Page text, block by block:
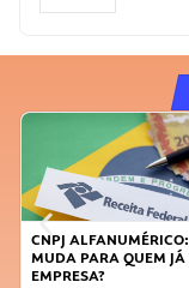
DICAS PARA OBTER